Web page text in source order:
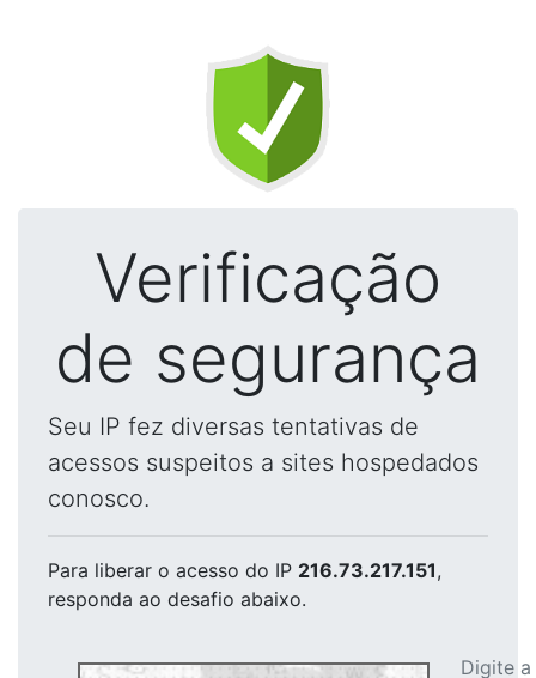
Verificação
de segurança
Seu IP fez diversas tentativas de
acessos suspeitos a sites hospedados
conosco.
Para liberar o acesso do IP 216.73.217.151,
responda ao desafio abaixo.
Digite